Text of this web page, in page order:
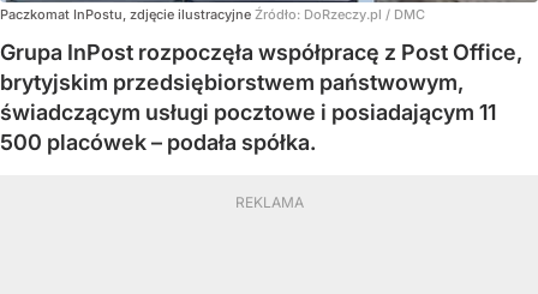
Paczkomat InPostu, zdjęcie ilustracyjne Źródło: DoRzeczy.pl / DMC
Grupa InPost rozpoczęła współpracę z Post Office,
brytyjskim przedsiębiorstwem państwowym,
świadczącym usługi pocztowe i posiadającym 11
500 placówek – podała spółka.